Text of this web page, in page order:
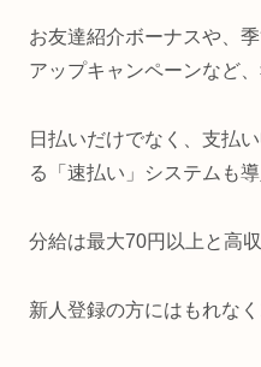
お友達紹介ボーナスや、
アップキャンペーンなど
日払いだけでなく、支払
る「速払い」システムも導
分給は最大70円 以上と高
新人登録の方にはもれな